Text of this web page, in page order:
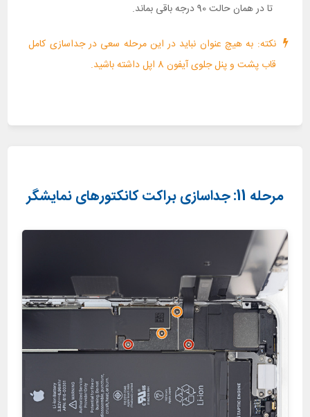
تا در همان حالت 90 درجه باقی بماند.
نکته: به هیچ عنوان نباید در این مرحله سعی در جداسازی کامل
قاب پشت و پنل جلوی آیفون 8 اپل داشته باشید.
مرحله 11: جداسازی براکت کانکتورهای نمایشگر